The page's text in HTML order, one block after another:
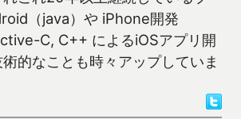
（java）や iPhone開発
C, C++ によるiOSアプリ開
的なことも時々アップしていま